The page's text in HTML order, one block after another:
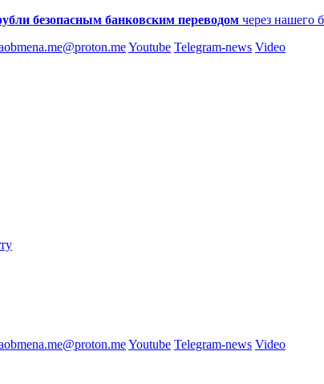
безопасным банковским переводом через нашего
Youtube Telegram-news Video
Youtube Telegram-news Video